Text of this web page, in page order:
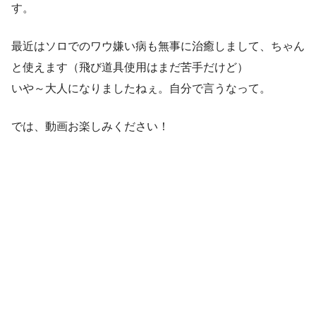
す。
最近はソロでのワウ嫌い病も無事に治癒しまして、ちゃん
と使えます（飛び道具使用はまだ苦手だけど）
いや～大人になりましたねぇ。自分で言うなって。
では、動画お楽しみください！